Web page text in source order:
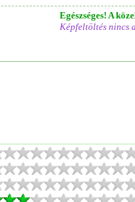
Egészséges! A
Képfeltöltés nincs